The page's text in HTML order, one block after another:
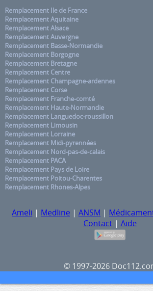
Remplacement Ile de France
Remplacement Aquitaine
Remplacement Alsace
Remplacement Auvergne
Remplacement Basse-Normandie
Remplacement Borgogne
Remplacement Bretagne
Remplacement Centre
Remplacement Champagne-ardennes
Remplacement Corse
Remplacement Franche-comté
Remplacement Haute-Normandie
Remplacement Languedoc-roussillon
Remplacement Limousin
Remplacement Lorraine
Remplacement Midi-pyrennées
Remplacement Nord-pas-de-calais
Remplacement PACA
Remplacement Pays de Loire
Remplacement Poitou-Charentes
Remplacement Rhones-Alpes
Ameli | Medline | ANSM |
Contact| Aide
© 1997-2026